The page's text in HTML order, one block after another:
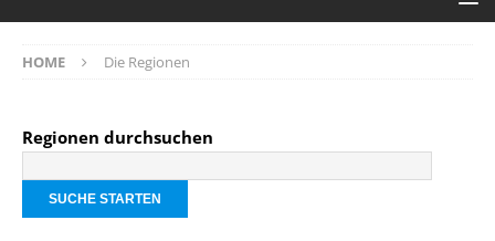
HOME Die Regionen
Regionen durchsuchen